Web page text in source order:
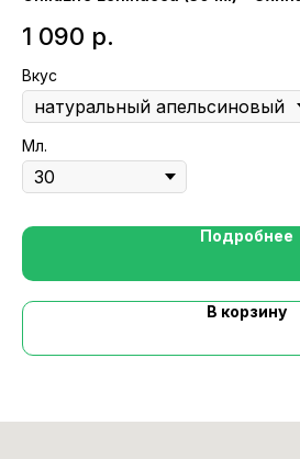
1 090 р.
Вкус
Мл.
Подробнее
В корзину